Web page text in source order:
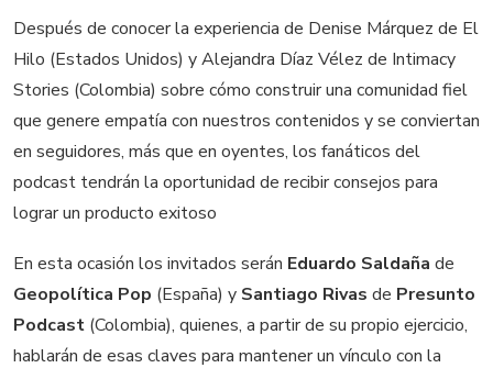
Después de conocer la experiencia de Denise Márquez de El
Hilo (Estados Unidos) y Alejandra Díaz Vélez de Intimacy
Stories (Colombia) sobre cómo construir una comunidad fiel
que genere empatía con nuestros contenidos y se conviertan
en seguidores, más que en oyentes, los fanáticos del
podcast tendrán la oportunidad de recibir consejos para
lograr un producto exitoso
En esta ocasión los invitados serán Eduardo Saldaña de
Geopolítica Pop (España) y Santiago Rivas de Presunto
Podcast (Colombia), quienes, a partir de su propio ejercicio,
hablarán de esas claves para mantener un vínculo con la